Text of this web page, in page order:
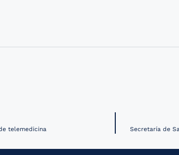
telemedicina Secretaría de